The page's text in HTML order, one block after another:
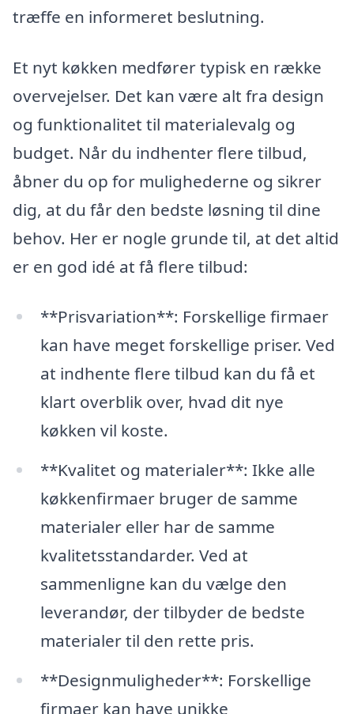
træffe en informeret beslutning.
Et nyt køkken medfører typisk en række
overvejelser. Det kan være alt fra design
og funktionalitet til materialevalg og
budget. Når du indhenter flere tilbud,
åbner du op for mulighederne og sikrer
dig, at du får den bedste løsning til dine
behov. Her er nogle grunde til, at det altid
er en god idé at få flere tilbud:
**Prisvariation**: Forskellige firmaer
kan have meget forskellige priser. Ved
at indhente flere tilbud kan du få et
klart overblik over, hvad dit nye
køkken vil koste.
**Kvalitet og materialer**: Ikke alle
køkkenfirmaer bruger de samme
materialer eller har de samme
kvalitetsstandarder. Ved at
sammenligne kan du vælge den
leverandør, der tilbyder de bedste
materialer til den rette pris.
**Designmuligheder**: Forskellige
firmaer kan have unikke